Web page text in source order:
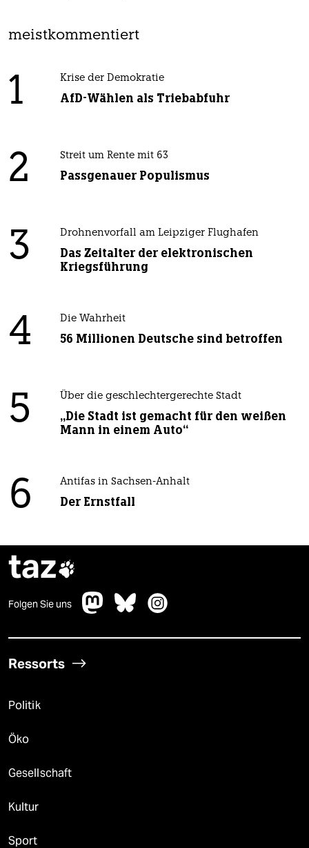
meistkommentiert
1 Krise der Demokratie
AfD-Wählen als Triebabfuhr
2 Streit um Rente mit 63
Passgenauer Populismus
3 Drohnenvorfall am Leipziger Flughafen
Das Zeitalter der elektronischen
Kriegsführung
4 Die Wahrheit
56 Millionen Deutsche sind betroffen
5 Über die geschlechtergerechte Stadt
„Die Stadt ist gemacht für den weißen
Mann in einem Auto“
6 Antifas in Sachsen-Anhalt
Der Ernstfall
taz
Folgen Sie uns
Ressorts
Politik
Öko
Gesellschaft
Kultur
Sport